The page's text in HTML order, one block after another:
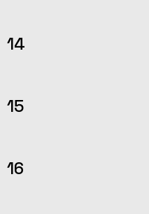
14
15
16